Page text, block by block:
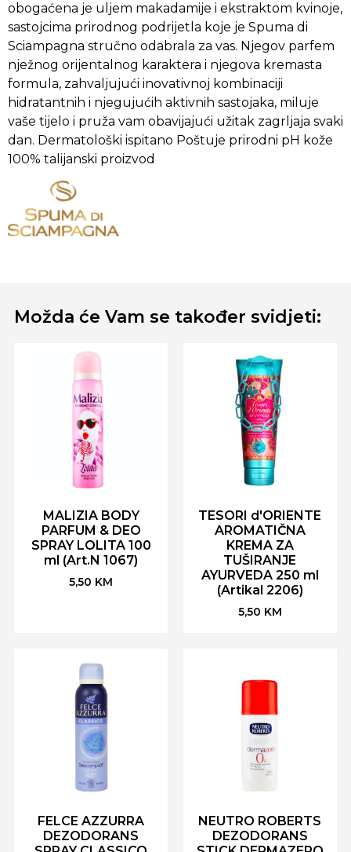
obogaćena je uljem makadamije i ekstraktom kvinoje,
sastojcima prirodnog podrijetla koje je Spuma di
Sciampagna stručno odabrala za vas. Njegov parfem
nježnog orijentalnog karaktera i njegova kremasta
formula, zahvaljujući inovativnoj kombinaciji
hidratantnih i njegujućih aktivnih sastojaka, miluje
vaše tijelo i pruža vam obavijajući užitak zagrljaja svaki
dan. Dermatološki ispitano Poštuje prirodni pH kože
100% talijanski proizvod
Možda će Vam se također svidjeti:
MALIZIA BODY
PARFUM & DEO
SPRAY LOLITA 100
ml (Art.N 1067)
5,50 KM
TESORI d'ORIENTE
AROMATIČNA
KREMA ZA
TUŠIRANJE
AYURVEDA 250 ml
(Artikal 2206)
5,50 KM
FELCE AZZURRA
DEZODORANS
NEUTRO ROBERTS
DEZODORANS